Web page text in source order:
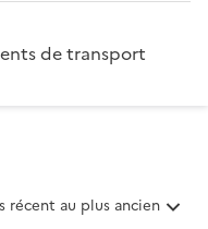
de transport
récent au plus ancien